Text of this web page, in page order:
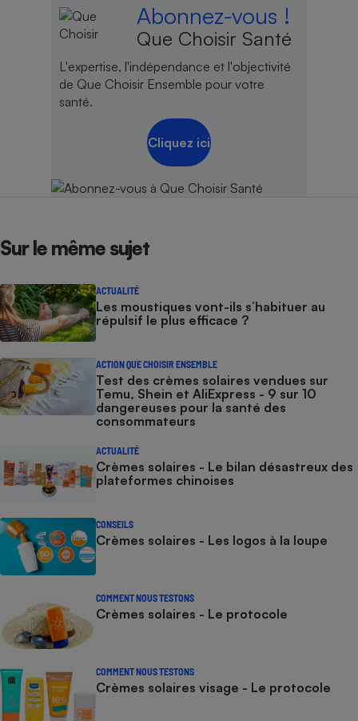
Abonnez-vous !
Que Choisir Santé
L'expertise, l'indépendance et l'objectivité
de Que Choisir Ensemble pour votre
santé.
Cliquez ici
Sur le même sujet
ACTUALITÉ
Les moustiques vont-ils s’habituer au
répulsif le plus efficace ?
ACTION QUE CHOISIR ENSEMBLE
Test des crèmes solaires vendues sur
Temu, Shein et AliExpress - 9 sur 10
dangereuses pour la santé des
consommateurs
ACTUALITÉ
Crèmes solaires - Le bilan désastreux des
plateformes chinoises
CONSEILS
Crèmes solaires - Les logos à la loupe
COMMENT NOUS TESTONS
Crèmes solaires - Le protocole
COMMENT NOUS TESTONS
Crèmes solaires visage - Le protocole